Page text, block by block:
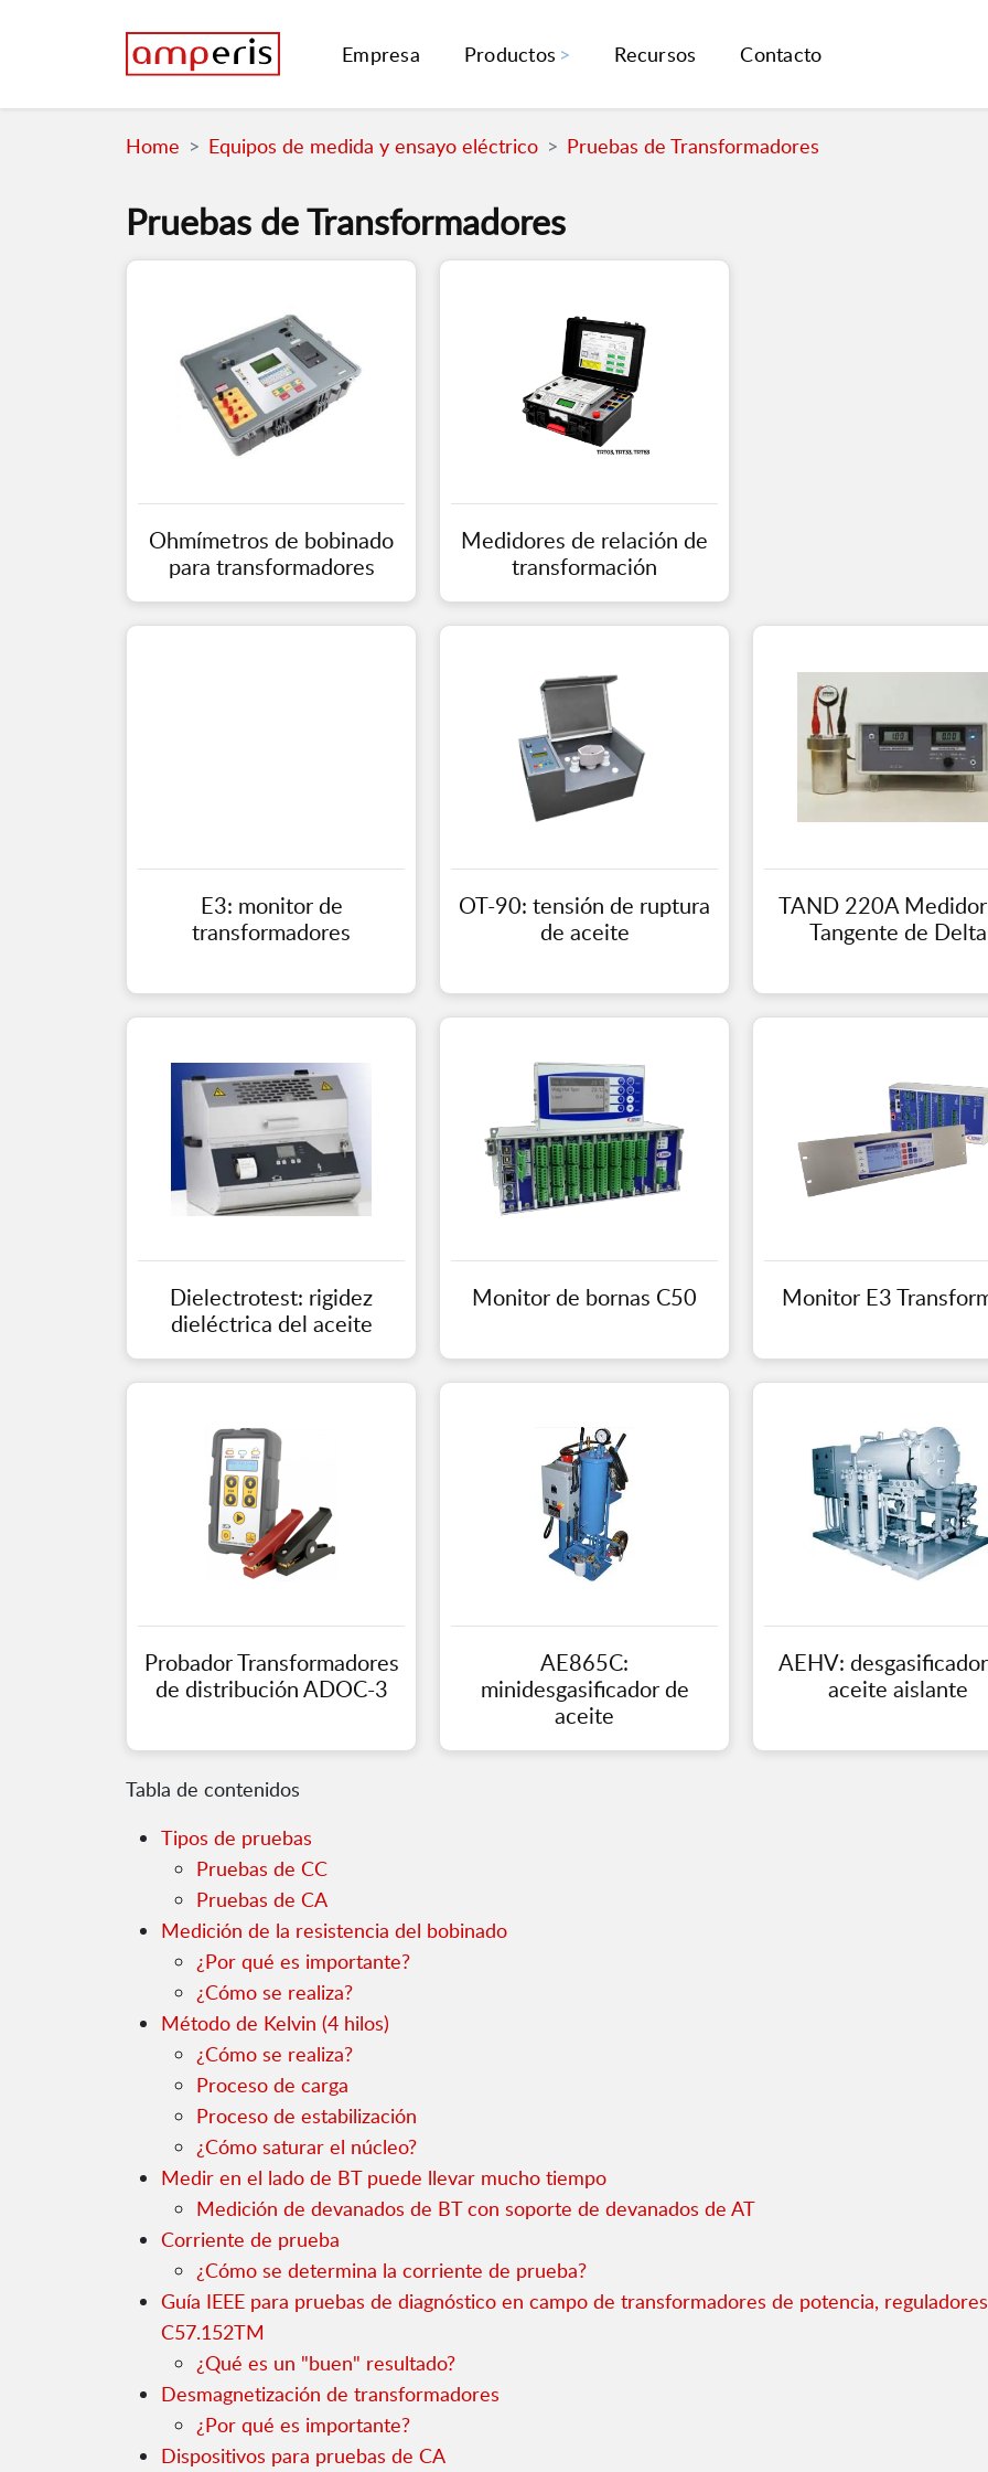
Empresa Productos Recursos Contacto
Home Equipos de medida y ensayo eléctrico Pruebas de Transformadores
Pruebas de Transformadores
Ohmímetros de bobinado
para transformadores
Medidores de relación de
transformación
E3: monitor de
transformadores
OT-90: tensión de ruptura
de aceite
TAND 220A
Tangente de Delta
Dielectrotest: rigidez
dieléctrica del aceite
Monitor de bornas C50 Monitor E3
Probador Transformadores
de distribución ADOC-3
AE865C:
minidesgasificador de
aceite
AEHV:
aceite aislante
Tabla de contenidos
Tipos de pruebas
Pruebas de CC
Pruebas de CA
Medición de la resistencia del bobinado
¿Por qué es importante?
¿Cómo se realiza?
Método de Kelvin (4 hilos)
¿Cómo se realiza?
Proceso de carga
Proceso de estabilización
¿Cómo saturar el núcleo?
Medir en el lado de BT puede llevar mucho tiempo
Medición de devanados de BT con soporte de devanados de AT
Corriente de prueba
¿Cómo se determina la corriente de prueba?
Guía IEEE para pruebas de diagnóstico en campo de transformadores de potencia,
C57.152TM
¿Qué es un "buen" resultado?
Desmagnetización de transformadores
¿Por qué es importante?
Dispositivos para pruebas de CA